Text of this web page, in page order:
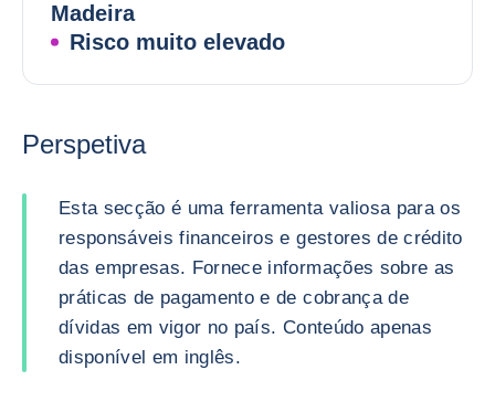
Madeira
Risco muito elevado
Perspetiva
Esta secção é uma ferramenta valiosa para os
responsáveis financeiros e gestores de crédito
das empresas. Fornece informações sobre as
práticas de pagamento e de cobrança de
dívidas em vigor no país. Conteúdo apenas
disponível em inglês.